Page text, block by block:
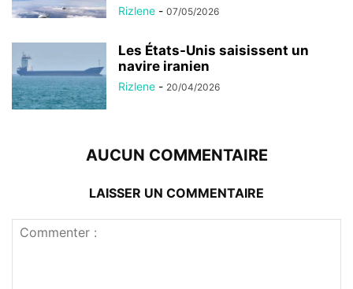
Rizlene - 07/05/2026
Les États-Unis saisissent un
navire iranien
Rizlene - 20/04/2026
AUCUN COMMENTAIRE
LAISSER UN COMMENTAIRE